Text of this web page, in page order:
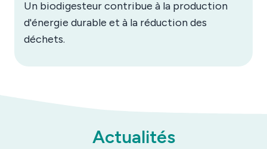
Un biodigesteur contribue à la production
d'énergie durable et à la réduction des
déchets.
Actualités